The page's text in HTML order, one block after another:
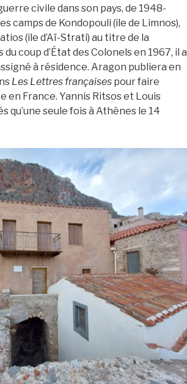
civile dans son pays, de 1948-
camps de Kondopouli (île de Limnos),
(île d’Aï-Strati) au titre de la
coup d’État des Colonels en 1967, il a
à résidence. Aragon publiera en
Les Lettres françaises pour faire
France. Yannis Ritsos et Louis
seule fois à Athènes le 14